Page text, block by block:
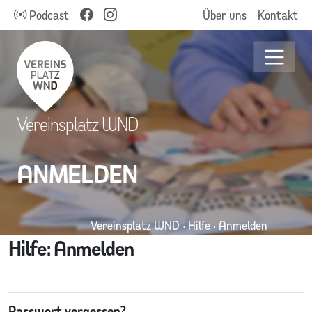
Podcast Über uns Kontakt
ANMELDEN
Vereinsplatz WND
Vereinsplatz WND· Hilfe · Anmelden
Hilfe: Anmelden